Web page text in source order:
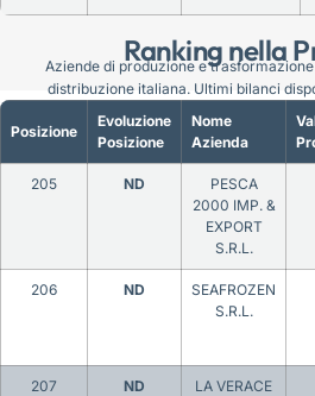
Ranking nella
Posizione
Evoluzione
Posizione
Nome
Azienda
205 ND
PESCA
2000 IMP. &
EXPORT
S.R.L.
206 ND
SEAFROZEN
S.R.L.
207 ND
LA VERACE
Aziende di produzione e
distribuzione italiana. Ultimi bilanci